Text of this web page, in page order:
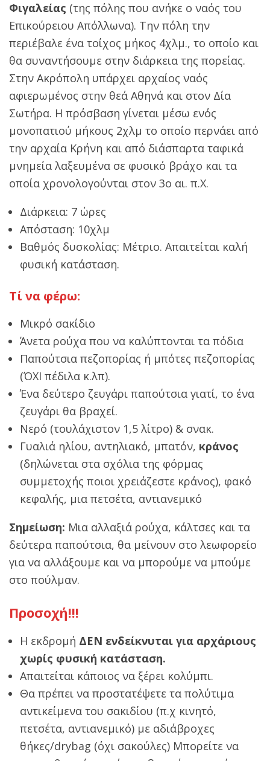
Φιγαλείας (της πόλης που ανήκε ο ναός του
Επικούρειου Απόλλωνα). Την πόλη την
περιέβαλε ένα τοίχος μήκος 4χλμ., το οποίο και
θα συναντήσουμε στην διάρκεια της πορείας.
Στην Ακρόπολη υπάρχει αρχαίος ναός
αφιερωμένος στην θεά Αθηνά και στον Δία
Σωτήρα. Η πρόσβαση γίνεται μέσω ενός
μονοπατιού μήκους 2χλμ το οποίο περνάει από
την αρχαία Κρήνη και από διάσπαρτα ταφικά
μνημεία λαξευμένα σε φυσικό βράχο και τα
οποία χρονολογούνται στον 3ο αι. π.Χ.
Διάρκεια: 7 ώρες
Απόσταση: 10χλμ
Βαθμός δυσκολίας: Μέτριο. Απαιτείται καλή
φυσική κατάσταση.
Τί να φέρω:
Μικρό σακίδιο
Άνετα ρούχα που να καλύπτονται τα πόδια
Παπούτσια πεζοπορίας ή μπότες πεζοπορίας
(ΌΧΙ πέδιλα κ.λπ).
Ένα δεύτερο ζευγάρι παπούτσια γιατί, το ένα
ζευγάρι θα βραχεί.
Νερό (τουλάχιστον 1,5 λίτρο) & σνακ.
Γυαλιά ηλίου, αντηλιακό, μπατόν, κράνος
(δηλώνεται στα σχόλια της φόρμας
συμμετοχής ποιοι χρειάζεστε κράνος), φακό
κεφαλής, μια πετσέτα, αντιανεμικό
Σημείωση: Μια αλλαξιά ρούχα, κάλτσες και τα
δεύτερα παπούτσια, θα μείνουν στο λεωφορείο
για να αλλάξουμε και να μπορούμε να μπούμε
στο πούλμαν.
Προσοχή!!!
Η εκδρομή ΔΕΝ ενδείκνυται για αρχάριους
χωρίς φυσική κατάσταση.
Απαιτείται κάποιος να ξέρει κολύμπι.
Θα πρέπει να προστατέψετε τα πολύτιμα
αντικείμενα του σακιδίου (π.χ κινητό,
πετσέτα, αντιανεμικό) με αδιάβροχες
θήκες/drybag (όχι σακούλες) Μπορείτε να